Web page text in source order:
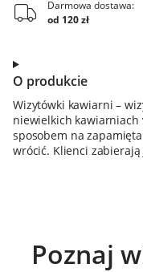
Darmowa dostawa:
od 120 zł
O produkcie
Wizytówki kawiarni –
niewielkich kawiarniach
sposobem na
wrócić. Klienci zabierają
Poznaj